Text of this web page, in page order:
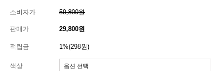
소비자가 59,800원
판매가 29,800원
적립금 1%(298원)
색상